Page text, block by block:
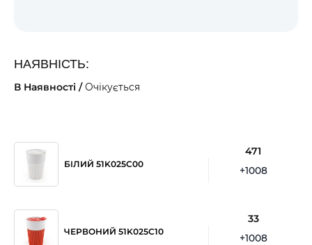
НАЯВНІСТЬ:
В Наявності /Очікується
БІЛИЙ 51K025C00
471
+1008
ЧЕРВОНИЙ 51K025C10
33
+1008